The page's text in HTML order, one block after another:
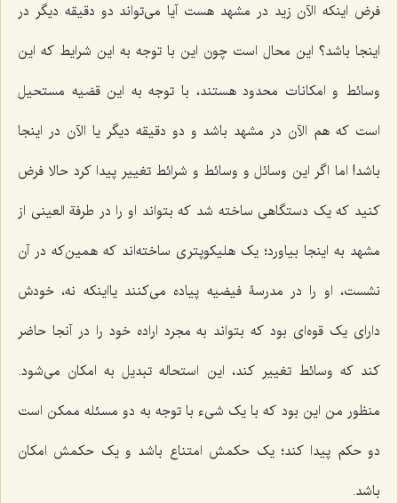
فرض اینکه الآن زید در مشهد هست آیا می‌تواند دو دقیقه دیگر در
اینجا باشد؟ این محال است چون این با توجه به این شرایط که این
وسائط و امکانات محدود هستند، با توجه به این قضیه مستحیل
است که هم الآن در مشهد باشد و دو دقیقه دیگر یا الآن در اینجا
باشد! اما اگر این وسائل و وسائط و شرائط تغییر پیدا کرد حالا فرض
کنید که یک دستگاهی ساخته شد که بتواند او را در طرفة العینی از
مشهد به اینجا بیاورد؛ یک هلیکوپتری ساخته‌اند که همین‌که در آن
نشست، او را در مدرسۀ فیضیه پیاده می‌کنند یااینکه نه، خودش
دارای یک قوه‌ای بود که بتواند به مجرد اراده خود را در آنجا حاضر
کند که وسائط تغییر کند، این استحاله تبدیل به امکان می‌شود.
منظور من این بود که با یک شیء با توجه به دو مسئله ممکن است
دو حکم پیدا کند؛ یک حکمش امتناع باشد و یک حکمش امکان
باشد.